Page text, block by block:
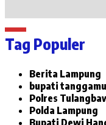
Tag Populer
Berita Lampung
bupati
Polres
Polda Lampung
Bupati Dewi